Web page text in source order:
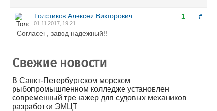
1 #
Толстиков Алексей Викторович
01.11.2017, 19:21
Согласен, завод надежный!!!
Свежие новости
В Санкт-Петербургском морском
рыбопромышленном колледже установлен
современный тренажер для судовых механиков
разработки ЭМЦТ